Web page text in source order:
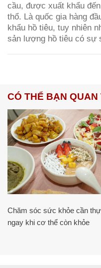
cầu, được xuất khẩu
thổ. Là quốc gia hàng
khẩu hồ tiêu, tuy nhiên
sản lượng hồ tiêu có sự
CÓ THỂ BẠN QUAN
Chăm sóc sức khỏe cần
ngay khi cơ thể còn khỏe